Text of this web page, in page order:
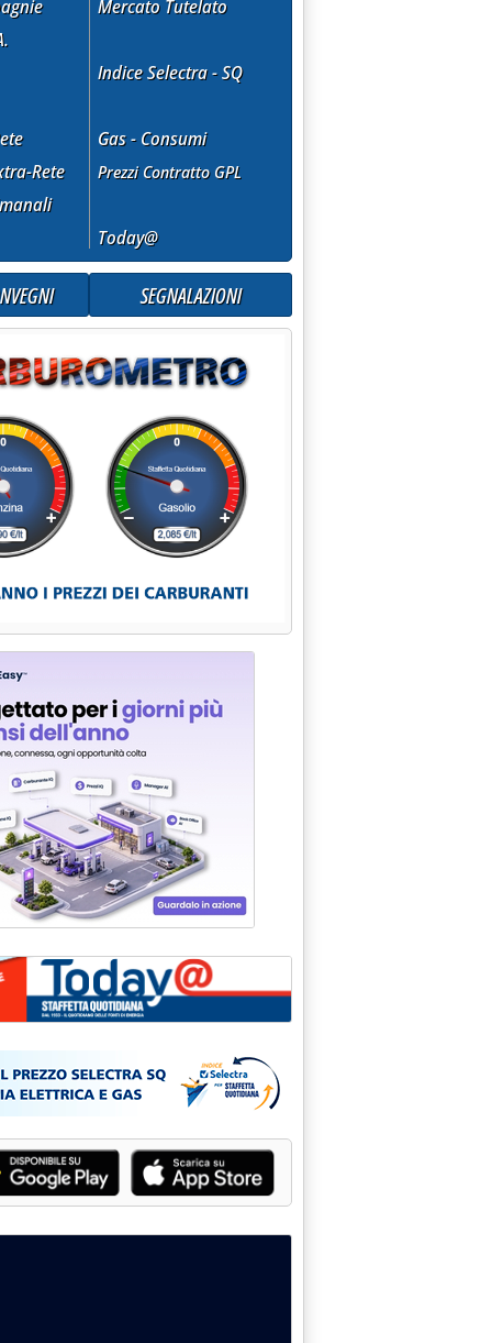
di fare un Eni Acqua'
Rete
Mercato Tutelato
Indice Selectra - SQ
Gas - Consumi
Prezzi Contratto GPL
Today@
SEGNALAZIONI